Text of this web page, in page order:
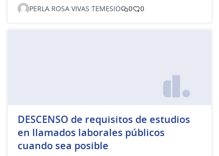
PERLA ROSA VIVAS TEMESIO 0 0
DESCENSO de requisitos de estudios
en llamados laborales públicos
cuando sea posible